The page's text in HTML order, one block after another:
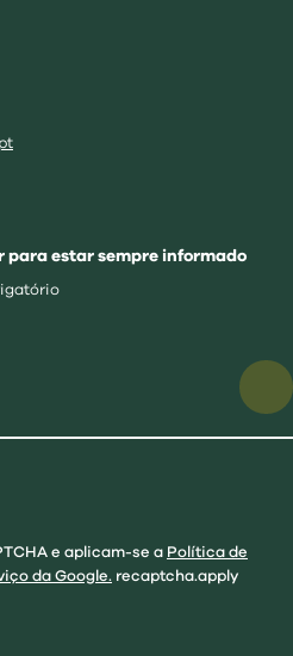
para estar sempre informado
e aplicam-se a Política de
da Google. recaptcha.apply